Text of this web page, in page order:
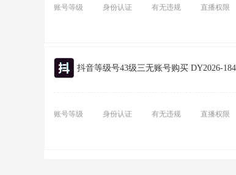
账号等级 身份认证 有无违规 直播权限
抖音等级号43级三无账号购买 DY2026-184
账号等级 身份认证 有无违规 直播权限